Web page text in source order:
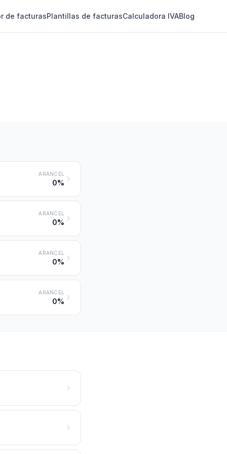
de facturasPlantillas de facturasCalculadora IVABlog
ARANCEL
0%
ARANCEL
0%
ARANCEL
0%
ARANCEL
0%